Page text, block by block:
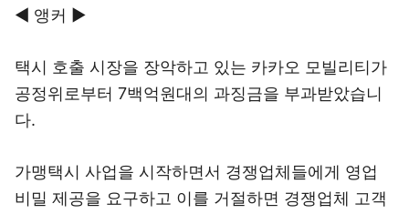
◀ 앵커 ▶
택시 호출 시장을 장악하고 있는 카카오 모빌리티가
공정위로부터 7백억원대의 과징금을 부과받았습니
다.
가맹택시 사업을 시작하면서 경쟁업체들에게 영업
비밀 제공을 요구하고 이를 거절하면 경쟁업체 고객